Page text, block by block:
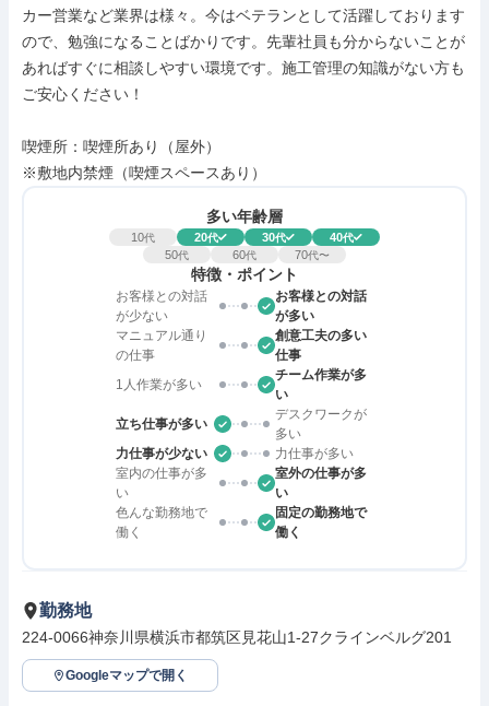
カー営業など業界は様々。今はベテランとして活躍しております
ので、勉強になることばかりです。先輩社員も分からないことが
あればすぐに相談しやすい環境です。施工管理の知識がない方も
ご安心ください！
喫煙所：喫煙所あり（屋外）
※敷地内禁煙（喫煙スペースあり）
多い年齢層
10代 20代 30代 40代
50代 60代 70代〜
特徴・ポイント
お客様との対話
が少ない
お客様との対話
が多い
マニュアル通り
の仕事
創意工夫の多い
仕事
1人作業が多い
チーム作業が多
い
立ち仕事が多い
デスクワークが
多い
力仕事が少ない
力仕事が多い
室内の仕事が多
い
室外の仕事が多
い
色んな勤務地で
働く
固定の勤務地で
働く
勤務地
224-0066神奈川県横浜市都筑区見花山1-27クラインベルグ201
Googleマップで開く